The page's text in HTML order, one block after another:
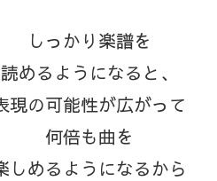
しっかり楽譜を
読めるようになると、
現の可能性が広がって
何倍も曲を
しめるようになるから